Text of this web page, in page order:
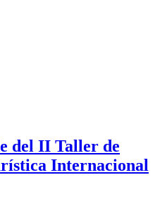
del II Taller de
Internacional